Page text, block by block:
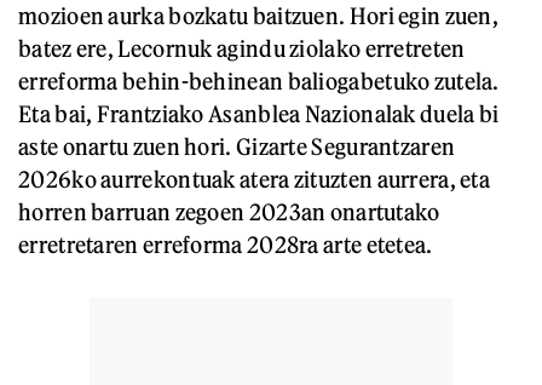
mozioen aurka bozkatu baitzuen. Hori egin zuen,
batez ere, Lecornuk agindu ziolako erretreten
erreforma behin-behinean baliogabetuko zutela.
Eta bai, Frantziako Asanblea Nazionalak duela bi
aste onartu zuen hori. Gizarte Segurantzaren
2026ko aurrekontuak atera zituzten aurrera, eta
horren barruan zegoen 2023an onartutako
erretretaren erreforma 2028ra arte etetea.